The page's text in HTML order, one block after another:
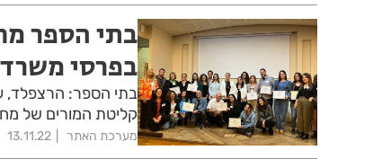
בתי הספר
בפרסי
בתי הספר: הרצפלד,
קליטת המורים של
מערכת האתר 13.11.22